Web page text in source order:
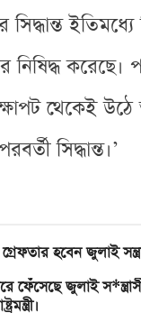
সিদ্ধান্ত
নিষিদ্ধ করেছে।
থেকেই
সিদ্ধান্ত।’
হবেন জুলাই
ফেঁসেছে জুলাই